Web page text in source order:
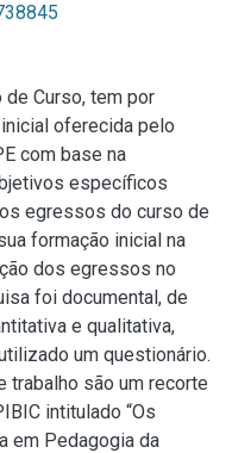
de Curso, tem por
oferecida pelo
com base na
específicos
egressos do curso de
formação inicial na
dos egressos no
foi documental, de
e qualitativa,
um questionário.
trabalho são um recorte
intitulado “Os
em Pedagogia da